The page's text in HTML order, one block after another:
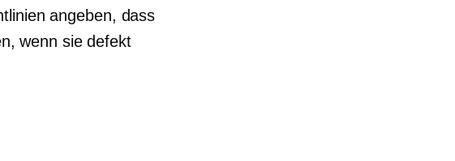
angeben, dass
wenn sie defekt